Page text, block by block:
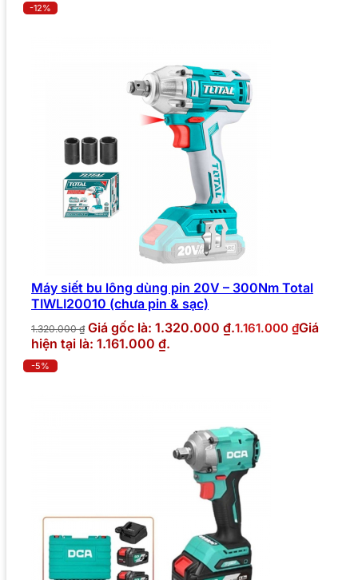
-12%
Máy siết bu lông dùng pin 20V – 300Nm Total
TIWLI20010 (chưa pin & sạc)
1.320.000₫ Giá gốc là: 1.320.000 ₫.1.161.000 ₫Giá
hiện tại là: 1.161.000 ₫.
-5%